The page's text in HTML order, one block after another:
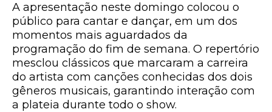
A apresentação neste domingo colocou o
público para cantar e dançar, em um dos
momentos mais aguardados da
programação do fim de semana. O repertório
mesclou clássicos que marcaram a carreira
do artista com canções conhecidas dos dois
gêneros musicais, garantindo interação com
a plateia durante todo o show.